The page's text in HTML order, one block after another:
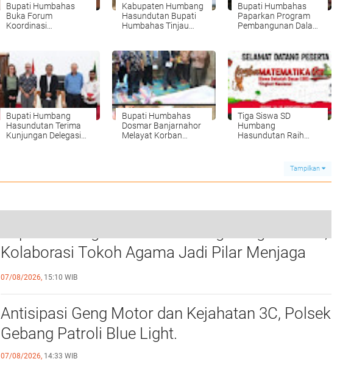
Bupati Humbahas
Buka Forum
Koordinasi
Kabupaten Humbang
Hasundutan Bupati
Humbahas Tinjau
Bupati Humbahas
Paparkan Program
Pembangunan Dalam
Silangit.
Bupati Humbang
Hasundutan Terima
Kunjungan Delegasi
Bupati Humbahas
Dosmar Banjarnahor
Melayat Korban
Tiga Siswa SD
Humbang
Hasundutan Raih
Tingkat NasionalTampilkan
0
Kolaborasi Tokoh Agama Jadi Pilar Menjaga
Kamtibmas.
07/08/2026, 15:10 WIB
Antisipasi Geng Motor dan Kejahatan 3C, Polsek
Gebang Patroli Blue Light.
07/08/2026, 14:33 WIB